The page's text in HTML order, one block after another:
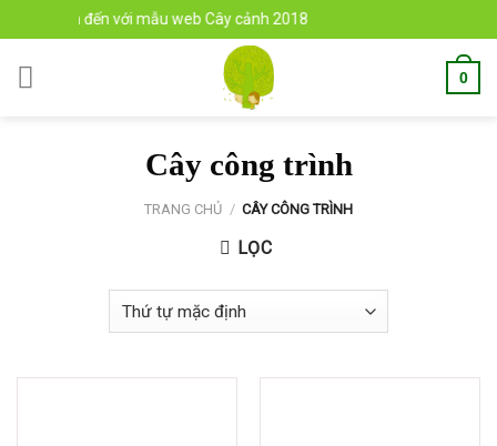
to
content
bạn đến với mẫu web Cây cảnh 2018
0
Cây công trình
TRANG CHỦ / CÂY CÔNG TRÌNH
LỌC